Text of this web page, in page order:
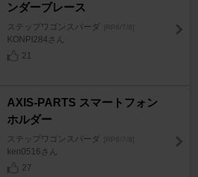
ンダーブレース
ステップワゴンスパーダ [RP6/7/8]
KONPI284さん
21
AXIS-PARTS スマートフォン
ホルダー
ステップワゴンスパーダ [RP6/7/8]
ken0516さん
27